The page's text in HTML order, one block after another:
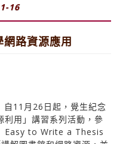
16
路資源應用
自11月26日起，覺生紀念
利用」講習系列活動，參
Easy to Write a Thesis